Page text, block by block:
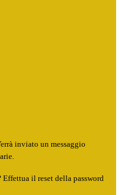
inviato un messaggio
Effettua il reset della password